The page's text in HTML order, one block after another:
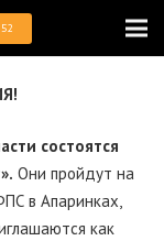
состоятся
Они пройдут на
в Апаринках,
как